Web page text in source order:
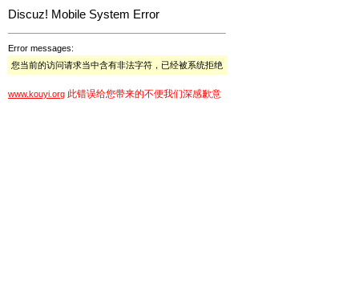
Discuz! Mobile System Error
Error messages:
您当前的访问请求当中含有非法字符，已经被系统拒绝
www.kouyi.org 此错误给您带来的不便我们深感歉意